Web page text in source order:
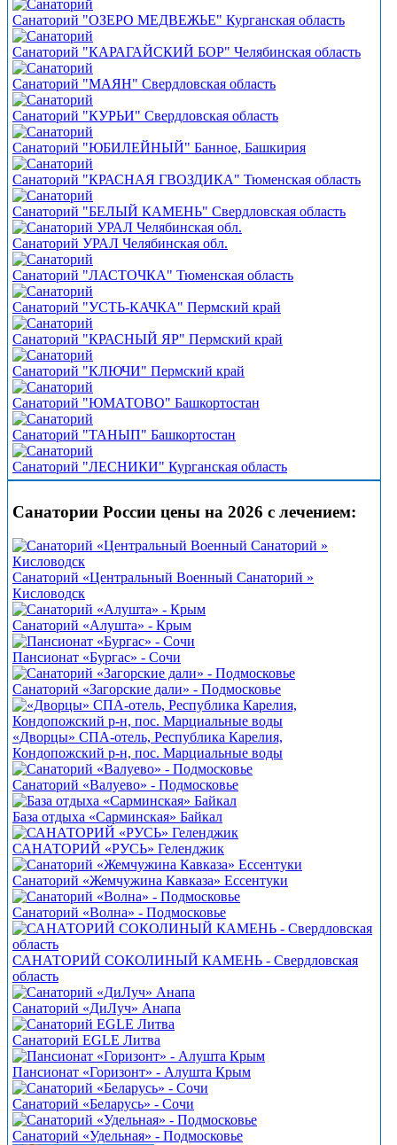
Санаторий "ОЗЕРО МЕДВЕЖЬЕ" Курганская область
Санаторий "КАРАГАЙСКИЙ БОР" Челябинская область
Санаторий "МАЯН" Свердловская область
Санаторий "КУРЬИ" Свердловская область
Санаторий "ЮБИЛЕЙНЫЙ" Банное, Башкирия
Санаторий "КРАСНАЯ ГВОЗДИКА" Тюменская область
Санаторий "БЕЛЫЙ КАМЕНЬ" Свердловская область
Санаторий УРАЛ Челябинская обл.
Санаторий "ЛАСТОЧКА" Тюменская область
Санаторий "УСТЬ-КАЧКА" Пермский край
Санаторий "КРАСНЫЙ ЯР" Пермский край
Санаторий "КЛЮЧИ" Пермский край
Санаторий "ЮМАТОВО" Башкортостан
Санаторий "ТАНЫП" Башкортостан
Санаторий "ЛЕСНИКИ" Курганская область
Санатории России цены на 2026 с лечением:
Санаторий «Центральный Военный Санаторий »
Кисловодск
Санаторий «Алушта» - Крым
Пансионат «Бургас» - Сочи
Санаторий «Загорские дали» - Подмосковье
«Дворцы» СПА-отель, Республика Карелия,
Кондопожский р-н, пос. Марциальные воды
Санаторий «Валуево» - Подмосковье
База отдыха «Сарминская» Байкал
САНАТОРИЙ «РУСЬ» Геленджик
Санаторий «Жемчужина Кавказа» Ессентуки
Санаторий «Волна» - Подмосковье
САНАТОРИЙ СОКОЛИНЫЙ КАМЕНЬ - Свердловская
область
Санаторий «ДиЛуч» Анапа
Санаторий EGLE Литва
Пансионат «Горизонт» - Алушта Крым
Санаторий «Беларусь» - Сочи
Санаторий «Удельная» - Подмосковье